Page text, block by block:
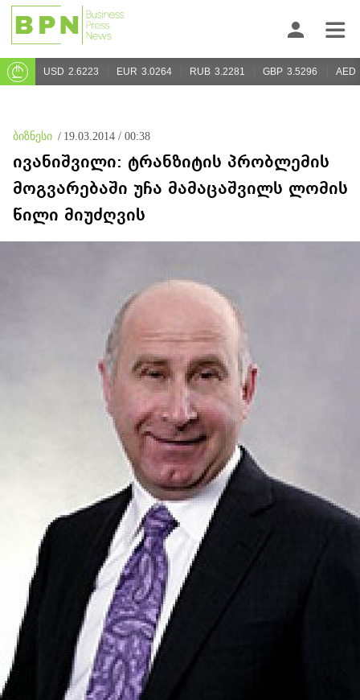
USD 2.6223 EUR 3.0264 RUB 3.2281 GBP 3.5296 AED
ბიზნესი / 19.03.2014 / 00:38
ივანიშვილი: ტრანზიტის პრობლემის
მოგვარებაში უჩა მამაცაშვილს ლომის
წილი მიუძღვის